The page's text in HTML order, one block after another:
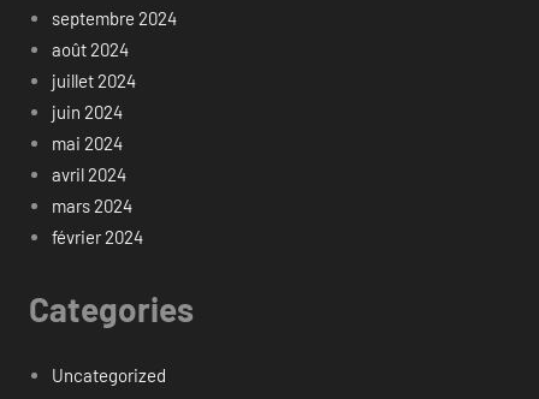
septembre 2024
août 2024
juillet 2024
juin 2024
mai 2024
avril 2024
mars 2024
février 2024
Categories
Uncategorized